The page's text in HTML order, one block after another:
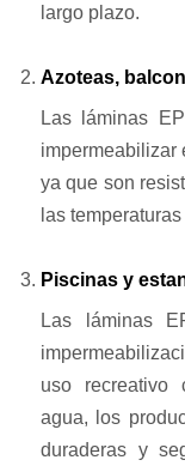
largo plazo.
Azoteas,
Las láminas
impermeabilizar
ya que son
las
Piscinas y
Las láminas
uso recreativo
agua, los
duraderas y